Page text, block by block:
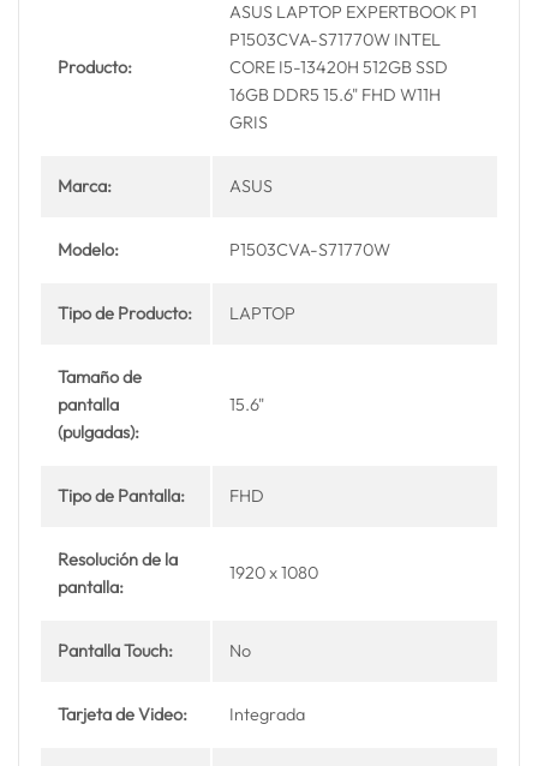
Producto:
ASUS LAPTOP EXPERTBOOK P1
P1503CVA-S71770W INTEL
CORE I5-13420H 512GB SSD
16GB DDR5 15.6" FHD W11H
GRIS
Marca: ASUS
Modelo: P1503CVA-S71770W
Tipo de Producto: LAPTOP
Tamaño de
pantalla
(pulgadas):
15.6"
Tipo de Pantalla: FHD
Resolución de la
pantalla:
1920 x 1080
Pantalla Touch: No
Tarjeta de Video: Integrada